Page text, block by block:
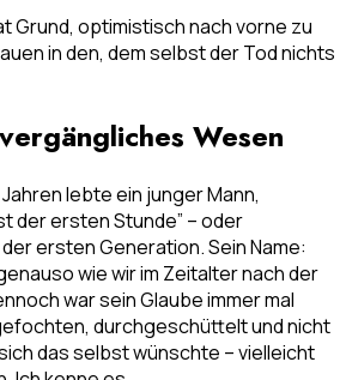
Grund, optimistisch nach vorne zu
in den, dem selbst der Tod nichts
Wesen
lebte ein junger Mann,
der ersten Stunde” – oder
ersten Generation. Sein Name:
wie wir im Zeitalter nach der
war sein Glaube immer mal
durchgeschüttelt und nicht
das selbst wünschte – vielleicht